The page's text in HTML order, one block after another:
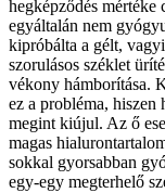
hegképződés mértéke
egyáltalán nem
kipróbálta a gélt,
szorulásos széklet
vékony hámborítása.
ez a probléma, hiszen
megint kiújul. Az ő
magas
sokkal gyorsabban
egy-egy megterhelő